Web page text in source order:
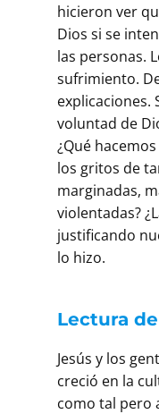
hicieron ver
Dios si se
las personas.
sufrimiento.
explicaciones.
voluntad de
¿Qué
los gritos de
marginadas,
violentadas?
justificando
lo hizo.
Lectura
Jesús y los
creció en la
como tal pero